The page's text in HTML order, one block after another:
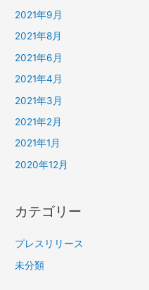
2021年9月
2021年8月
2021年6月
2021年4月
2021年3月
2021年2月
2021年1月
2020年12月
カテゴリー
プレスリリース
未分類